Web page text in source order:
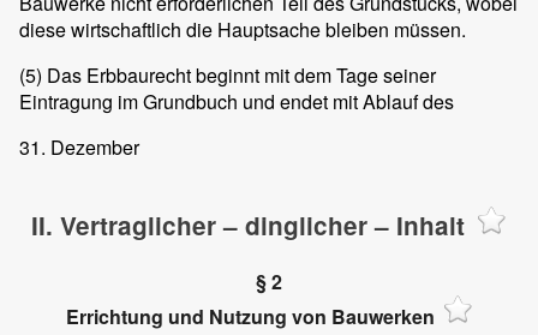
diese wirtschaftlich die Hauptsache bleiben müssen.
(5) Das Erbbaurecht beginnt mit dem Tage seiner
Eintragung im Grundbuch und endet mit Ablauf des
31. Dezember
II. Vertraglicher – dinglicher – Inhalt
§ 2
Errichtung und Nutzung von Bauwerken